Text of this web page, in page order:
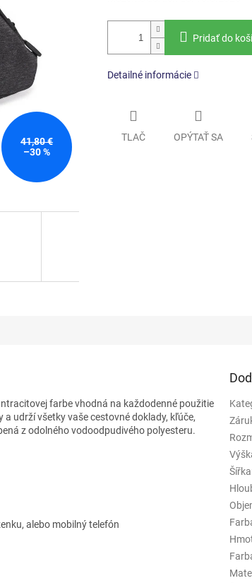
41,80 €
–30 %
Pridať do
Detailné informácie
TLAČ OPÝTAŤ SA
farbe vhodná na každodenné použitie
udrží všetky vaše cestovné doklady, kľúče,
z odolného vodoodpudivého polyesteru.
alebo mobilný telefón
Šířka